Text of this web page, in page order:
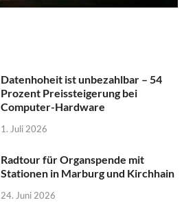
Datenhoheit ist unbezahlbar – 54
Prozent Preissteigerung bei
Computer-Hardware
1. Juli 2026
Radtour für Organspende mit
Stationen in Marburg und Kirchhain
24. Juni 2026